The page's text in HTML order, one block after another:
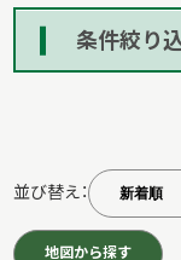
条件絞り
並び替え：
地図から探す